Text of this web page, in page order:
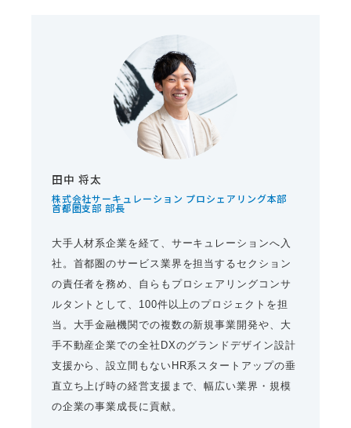
田中 将太
株式会社サーキュレーション プロシェアリング本部
首都圏支部 部長
大手人材系企業を経て、サーキュレーションへ入
社。首都圏のサービス業界を担当するセクション
の責任者を務め、自らもプロシェアリングコンサ
ルタントとして、100件以上のプロジェクトを担
当。大手金融機関での複数の新規事業開発や、大
手不動産企業での全社DXのグランドデザイン設計
支援から、設立間もないHR系スタートアップの垂
直立ち上げ時の経営支援まで、幅広い業界・規模
の企業の事業成長に貢献。